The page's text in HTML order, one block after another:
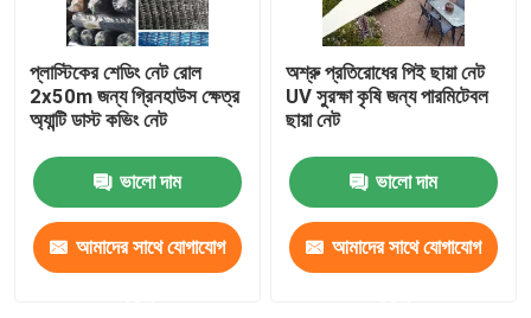
প্লাস্টিকের শেডিং নেট রোল
2x50m জন্য গ্রিনহাউস ক্ষেত্র
অ্যান্টি ডাস্ট কভিং নেট
ভালো দাম
আমাদের সাথে যোগাযোগ
অশ্রু প্রতিরোধের পিই ছায়া নেট
UV সুরক্ষা কৃষি জন্য পারমিটেবল
ছায়া নেট
ভালো দাম
আমাদের সাথে যোগাযোগ